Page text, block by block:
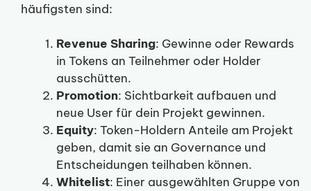
häufigsten sind:
Revenue Sharing: Gewinne oder Rewards
in Tokens an Teilnehmer oder Holder
ausschütten.
Promotion: Sichtbarkeit aufbauen und
neue User für dein Projekt gewinnen.
Equity: Token-Holdern Anteile am Projekt
geben, damit sie an Governance und
Entscheidungen teilhaben können.
Whitelist: Einer ausgewählten Gruppe von